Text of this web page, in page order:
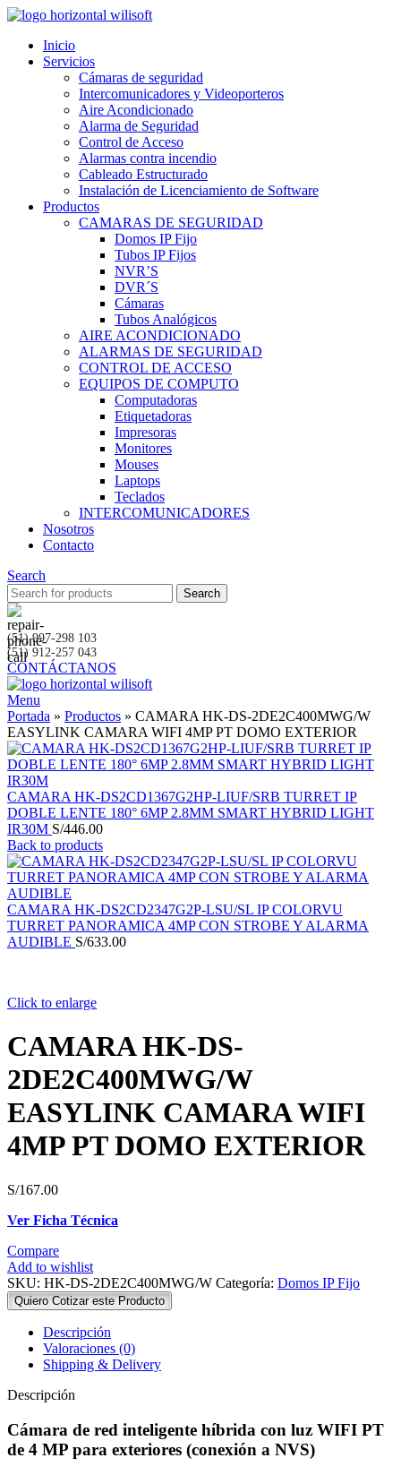
Inicio
Servicios
Cámaras de seguridad
Intercomunicadores y Videoporteros
Aire Acondicionado
Alarma de Seguridad
Control de Acceso
Alarmas contra incendio
Cableado Estructurado
Instalación de Licenciamiento de Software
Productos
CAMARAS DE SEGURIDAD
Domos IP Fijo
Tubos IP Fijos
NVR’S
DVR´S
Cámaras
Tubos Analógicos
AIRE ACONDICIONADO
ALARMAS DE SEGURIDAD
CONTROL DE ACCESO
EQUIPOS DE COMPUTO
Computadoras
Etiquetadoras
Impresoras
Monitores
Mouses
Laptops
Teclados
INTERCOMUNICADORES
Nosotros
Contacto
Search
Search
(51) 997-298 103
(51) 912-257 043
CONTÁCTANOS
Menu
Portada » Productos » CAMARA HK-DS-2DE2C400MWG/W
EASYLINK CAMARA WIFI 4MP PT DOMO EXTERIOR
CAMARA HK-DS2CD1367G2HP-LIUF/SRB TURRET IP
DOBLE LENTE 180° 6MP 2.8MM SMART HYBRID LIGHT
IR30M S/446.00
Back to products
CAMARA HK-DS2CD2347G2P-LSU/SL IP COLORVU
TURRET PANORAMICA 4MP CON STROBE Y ALARMA
AUDIBLE S/633.00
Click to enlarge
CAMARA HK-DS-
2DE2C400MWG/W
EASYLINK CAMARA WIFI
4MP PT DOMO EXTERIOR
S/167.00
Ver Ficha Técnica
Compare
Add to wishlist
SKU: HK-DS-2DE2C400MWG/W Categoría: Domos IP Fijo
Quiero Cotizar este Producto
Descripción
Valoraciones (0)
Shipping & Delivery
Descripción
Cámara de red inteligente híbrida con luz WIFI PT
de 4 MP para exteriores (conexión a NVS)